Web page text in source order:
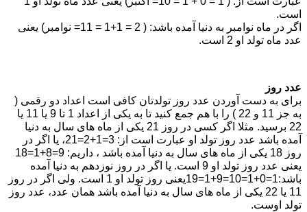
است.
اگر در ماه نوامبر به دنیا آمده باشد: ( 2 = 1+1 = 11= نوامبر) یعنی
عدد ماه تولد او 2 است.
عدد روز
برای به دست آوردن عدد روز تولدتان کافی است اعداد دو رقمی (
به جز 11 و 22 ) را با هم جمع کنید تا به یکی از اعداد 1 تا 9 یا 11 یا
22 برسید. مثلا اگر کسی در روز 21 یکی از ماه های سال به دنیا
آمده باشد عدد روز تولد او عبارت است از: 3=1+2=21، یا اگر در
روز 18 یکی از ماه های سال به دنیا آمده باشد ، داریم: 9=8+1=18
یعنی عدد روز تولد او 9 است. یا اگر در روز نوزدهم به دنیا آمده
باشد:1=0+1=10=9+1=19یعنی روز تولد او 1 است. ولی اگر در روز
11 یا 22 یکی از ماه های سال به دنیا آمده باشد همان عدد، عدد روز
تولد اوست.